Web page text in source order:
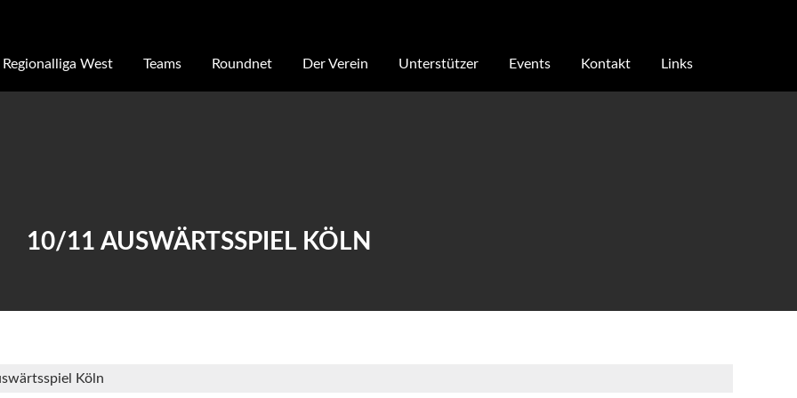
Regionalliga West Teams Roundnet Der Verein Unterstützer Events Kontakt Links
10/11 AUSWÄRTSSPIEL KÖLN
Köln